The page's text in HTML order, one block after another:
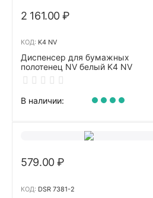
2 161.00₽
КОД: K4 NV
Диспенсер для бумажных
полотенец NV белый K4 NV
В наличии:
579.00₽
КОД: DSR 7381-2